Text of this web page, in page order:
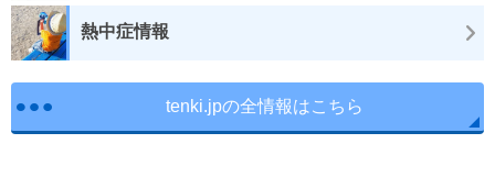
熱中症情報
tenki.jpの全情報はこちら